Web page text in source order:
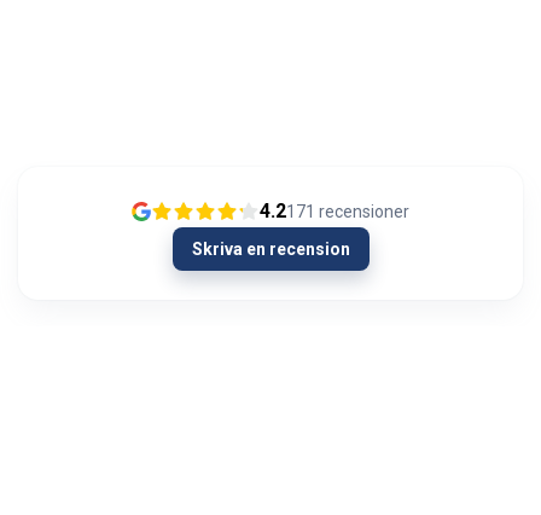
4.2171 recensioner
Skriva en recension